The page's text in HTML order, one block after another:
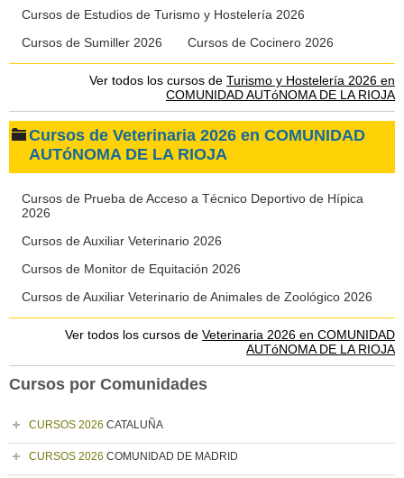
Cursos de Estudios de Turismo y Hostelería 2026
Cursos de Sumiller 2026
Cursos de Cocinero 2026
Ver todos los cursos de Turismo y Hostelería 2026 en
COMUNIDAD AUTóNOMA DE LA RIOJA
Cursos de Veterinaria 2026 en COMUNIDAD
AUTóNOMA DE LA RIOJA
Cursos de Prueba de Acceso a Técnico Deportivo de Hípica
2026
Cursos de Auxiliar Veterinario 2026
Cursos de Monitor de Equitación 2026
Cursos de Auxiliar Veterinario de Animales de Zoológico 2026
Ver todos los cursos de Veterinaria 2026 en COMUNIDAD
AUTóNOMA DE LA RIOJA
Cursos por Comunidades
CURSOS 2026 CATALUÑA
CURSOS 2026 COMUNIDAD DE MADRID